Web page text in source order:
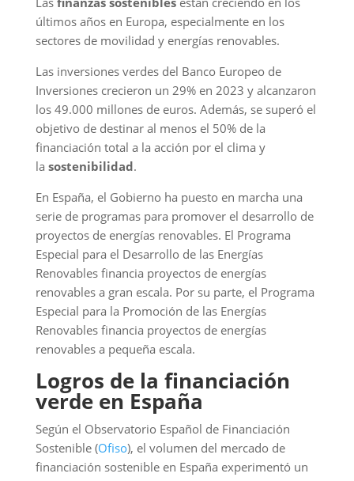
últimos años en Europa, especialmente en los
sectores de movilidad y energías renovables.
Las inversiones verdes del Banco Europeo de
Inversiones crecieron un 29% en 2023 y alcanzaron
los 49.000 millones de euros. Además, se superó el
objetivo de destinar al menos el 50% de la
financiación total a la acción por el clima y
la sostenibilidad.
En España, el Gobierno ha puesto en marcha una
serie de programas para promover el desarrollo de
proyectos de energías renovables. El Programa
Especial para el Desarrollo de las Energías
Renovables financia proyectos de energías
renovables a gran escala. Por su parte, el Programa
Especial para la Promoción de las Energías
Renovables financia proyectos de energías
renovables a pequeña escala.
Logros de la financiación
verde en España
Según el Observatorio Español de Financiación
Sostenible (Ofiso), el volumen del mercado de
financiación sostenible en España experimentó un